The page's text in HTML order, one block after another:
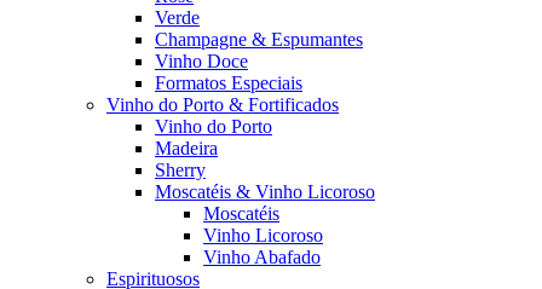
Verde
Champagne & Espumantes
Vinho Doce
Formatos Especiais
Vinho do Porto & Fortificados
Vinho do Porto
Madeira
Sherry
Moscatéis & Vinho Licoroso
Moscatéis
Vinho Licoroso
Vinho Abafado
Espirituosos